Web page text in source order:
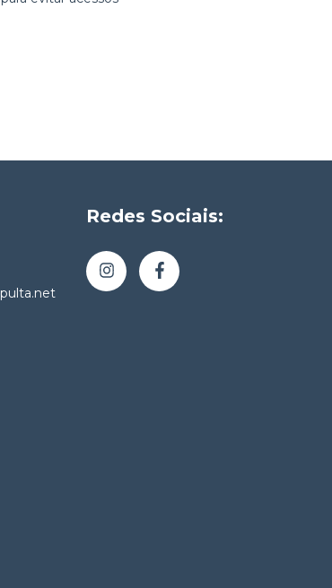
Redes Sociais: